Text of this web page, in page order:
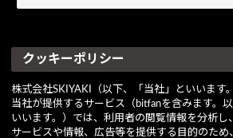
クッキーポリシー
株式会社SKIYAKI（以下、「当社」といいます
当社が提供するサービス（bitfanを含みます。
いいます。）では、利用者の閲覧情報を分析し
サービスや情報、広告等を提供する目的のため